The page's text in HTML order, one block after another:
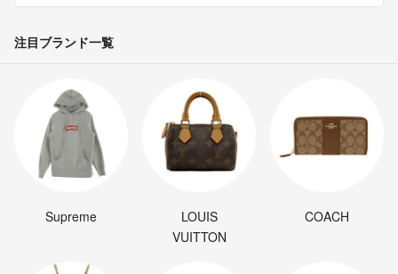
注目ブランド一覧
Supreme
LOUIS
VUITTON
COACH